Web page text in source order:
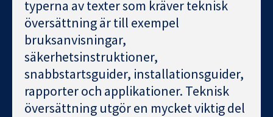
typerna av texter som kräver teknisk
översättning är till exempel
bruksanvisningar,
säkerhetsinstruktioner,
snabbstartsguider, installationsguider,
rapporter och applikationer. Teknisk
översättning utgör en mycket viktig del